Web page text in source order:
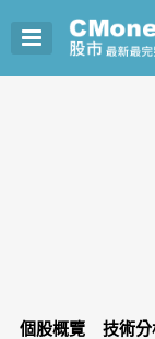
個股概覽 技術分